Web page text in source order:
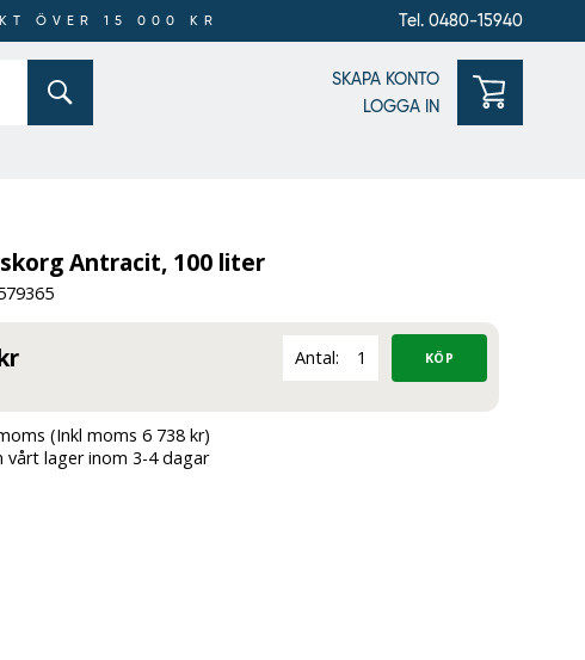
ÖVER 15 000 KR Tel. 0480-15940
SKAPA KONTO
LOGGA IN
Antracit, 100 liter
Antal:
(Inkl moms 6 738 kr)
vårt lager inom 3-4 dagar